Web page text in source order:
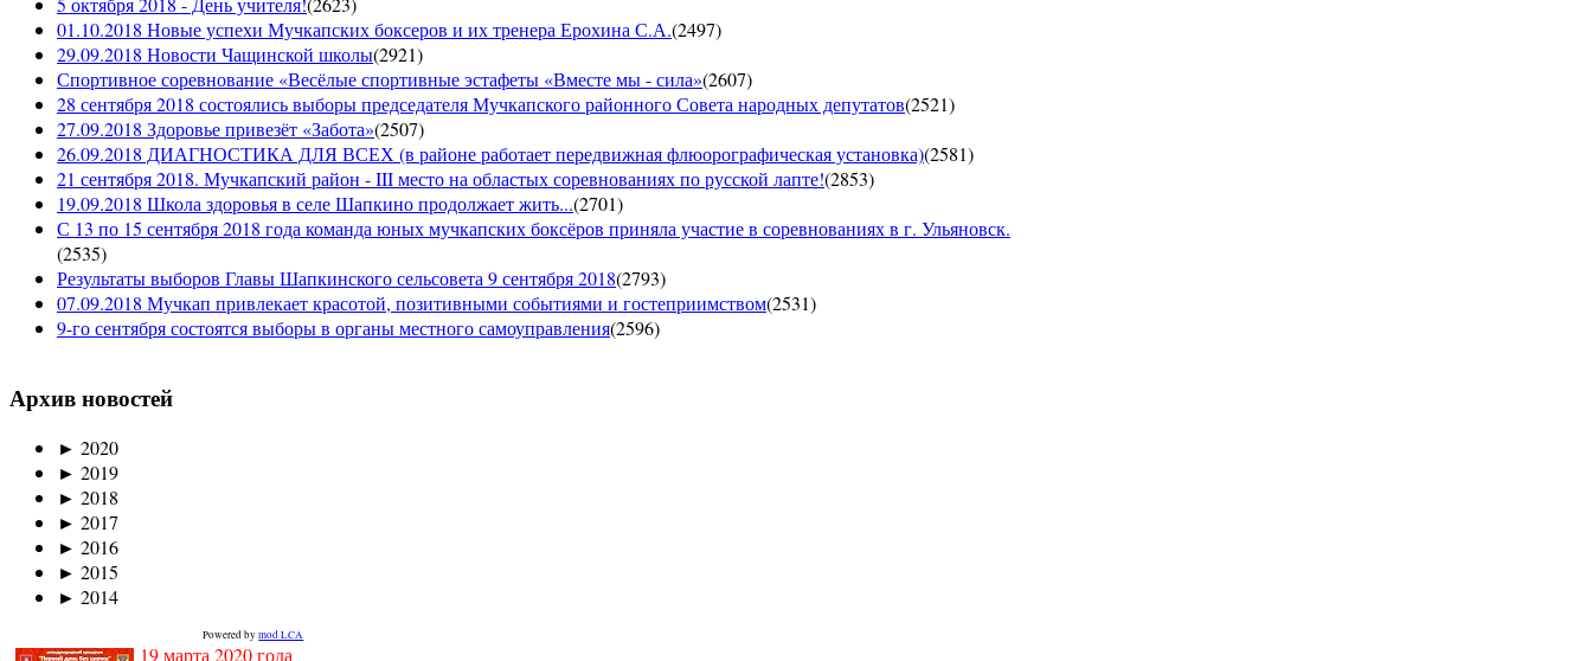
01.10.2018 Новые успехи Мучкапских боксеров и их тренера Ерохина С.А.(2497)
29.09.2018 Новости Чащинской школы(2921)
Спортивное соревнование «Весёлые спортивные эстафеты «Вместе мы - сила»(2607)
28 сентября 2018 состоялись выборы председателя Мучкапского районного Совета народных депутатов(2521)
27.09.2018 Здоровье привезёт «Забота»(2507)
26.09.2018 ДИАГНОСТИКА ДЛЯ ВСЕХ (в районе работает передвижная флюорографическая установка)(2581)
21 сентября 2018. Мучкапский район - III место на областых соревнованиях по русской лапте!(2853)
19.09.2018 Школа здоровья в селе Шапкино продолжает жить...(2701)
С 13 по 15 сентября 2018 года команда юных мучкапских боксёров приняла участие в соревнованиях в г. Ульяновск.
(2535)
Результаты выборов Главы Шапкинского сельсовета 9 сентября 2018(2793)
07.09.2018 Мучкап привлекает красотой, позитивными событиями и гостеприимством(2531)
9-го сентября состоятся выборы в органы местного самоуправления(2596)
Архив новостей
► 2020
► 2019
► 2018
► 2017
► 2016
► 2015
► 2014
Powered bymod LCA
19 марта 2020 года